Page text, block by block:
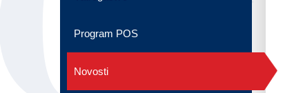
Program POS
Novosti